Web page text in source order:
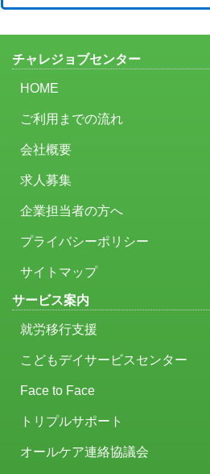
チャレジョブセンター
HOME
ご利用までの流れ
会社概要
求人募集
企業担当者の方へ
プライバシーポリシー
サイトマップ
サービス案内
就労移行支援
こどもデイサービスセンター
Face to Face
トリプルサポート
オールケア連絡協議会